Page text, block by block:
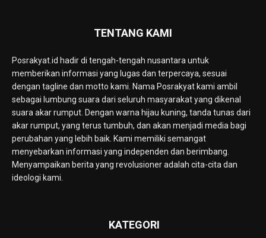
TENTANG KAMI
Posrakyat.id hadir di tengah-tengah nusantara untuk
memberikan informasi yang lugas dan terpercaya, sesuai
dengan tagline dan motto kami. Nama Posrakyat kami ambil
sebagai lumbung suara dari seluruh masyarakat yang dikenal
suara akar rumput. Dengan warna hijau kuning, tanda tunas dari
akar rumput, yang terus tumbuh, dan akan menjadi media bagi
perubahan yang lebih baik. Kami memiliki semangat
menyebarkan informasi yang independen dan berimbang.
Menyampaikan berita yang revolusioner adalah cita-cita dan
ideologi kami.
KATEGORI